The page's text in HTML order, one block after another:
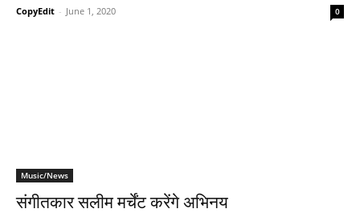
CopyEdit - June 1, 2020 0
Music/News
संगीतकार सलीम मर्चेंट करेंगे अभिनय